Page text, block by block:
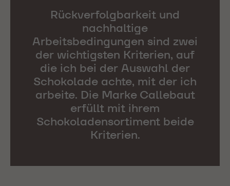
Rückverfolgbarkeit und
nachhaltige
Arbeitsbedingungen sind zwei
der wichtigsten Kriterien, auf
die ich bei der Auswahl der
Schokolade achte, mit der ich
arbeite. Die Marke Callebaut
erfüllt mit ihrem
Schokoladensortiment beide
Kriterien.